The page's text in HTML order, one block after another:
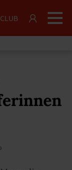
CLUB